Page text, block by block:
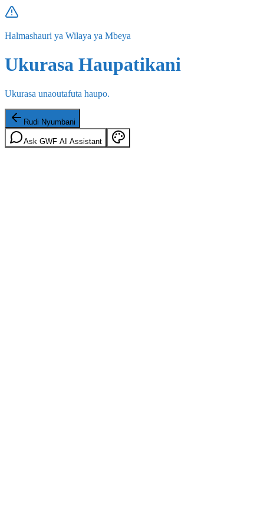
Halmashauri ya Wilaya ya Mbeya
Ukurasa Haupatikani
Ukurasa unaoutafuta haupo.
Rudi Nyumbani
Ask GWF AI Assistant